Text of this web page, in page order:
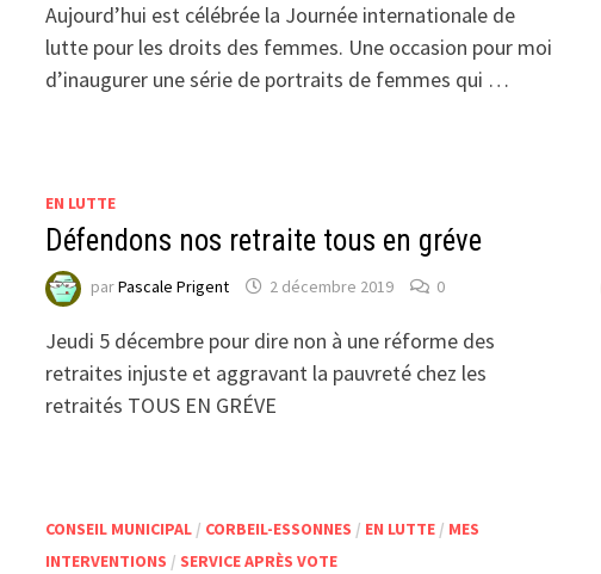
Aujourd’hui est célébrée la Journée internationale de
lutte pour les droits des femmes. Une occasion pour moi
d’inaugurer une série de portraits de femmes qui …
EN LUTTE
Défendons nos retraite tous en gréve
parPascale Prigent 2 décembre 2019 0
Jeudi 5 décembre pour dire non à une réforme des
retraites injuste et aggravant la pauvreté chez les
retraités TOUS EN GRÉVE
CONSEIL MUNICIPAL / CORBEIL-ESSONNES / EN LUTTE / MES
INTERVENTIONS / SERVICE APRÈS VOTE